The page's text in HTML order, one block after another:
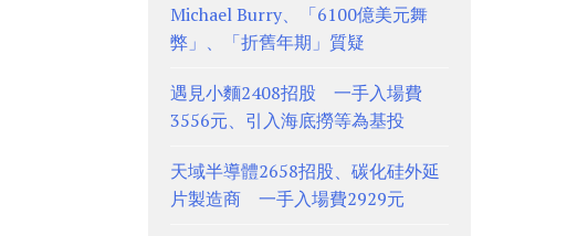
Michael Burry、「6100億美元舞
弊」、「折舊年期」質疑
遇見小麵2408招股 一手入場費
3556元、引入海底撈等為基投
天域半導體2658招股、碳化硅外延
片製造商 一手入場費2929元